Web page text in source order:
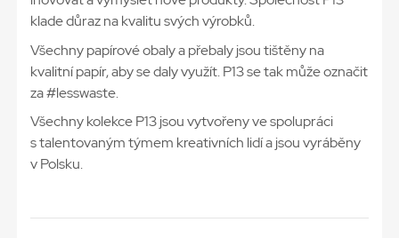
klade důraz na kvalitu svých výrobků.
Všechny papírové obaly a přebaly jsou tištěny na
kvalitní papír, aby se daly využít. P13 se tak může označit
za #lesswaste.
Všechny kolekce P13 jsou vytvořeny ve spolupráci
s talentovaným týmem kreativních lidí a jsou vyráběny
v Polsku.